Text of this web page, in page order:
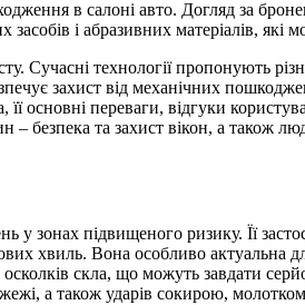
в салоні авто. Догляд за
і абразивних матеріалів, які
Сучасні технології пропонують
захист від механічних
основні переваги, відгуки
– безпека та захист вікон, а також
у зонах підвищеного ризику. Її
хвиль. Вона особливо
скла, що можуть завдати
а також ударів сокирою,